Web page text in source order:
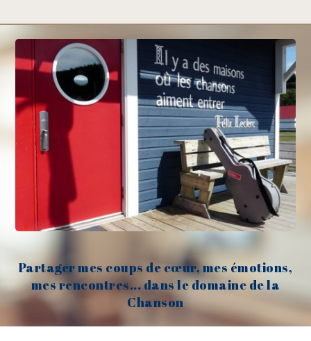
Partager mes coups de cœur, mes émotions,
mes rencontres... dans le domaine de la
Chanson